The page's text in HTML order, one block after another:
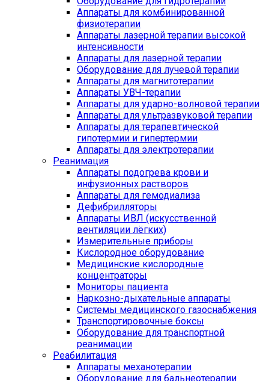
Аппараты для комбинированной
физиотерапии
Аппараты лазерной терапии высокой
интенсивности
Аппараты для лазерной терапии
Оборудование для лучевой терапии
Аппараты для магнитотерапии
Аппараты УВЧ-терапии
Аппараты для ударно-волновой терапии
Аппараты для ультразвуковой терапии
Аппараты для терапевтической
гипотермии и гипертермии
Аппараты для электротерапии
Реанимация
Аппараты подогрева крови и
инфузионных растворов
Аппараты для гемодиализа
Дефибрилляторы
Аппараты ИВЛ (искусственной
вентиляции лёгких)
Измерительные приборы
Кислородное оборудование
Медицинские кислородные
концентраторы
Мониторы пациента
Наркозно-дыхательные аппараты
Системы медицинского газоснабжения
Транспортировочные боксы
Оборудование для транспортной
реанимации
Реабилитация
Аппараты механотерапии
Оборудование для бальнеотерапии